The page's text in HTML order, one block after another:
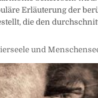
Erläuterung der
die den
und